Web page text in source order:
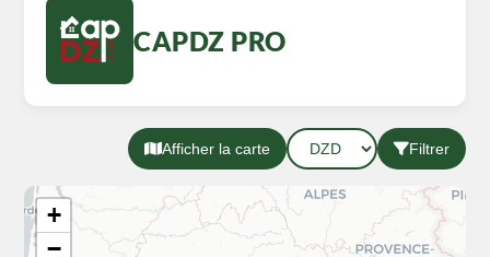
CAPDZ PRO
Afficher la carte Filtrer
+
−